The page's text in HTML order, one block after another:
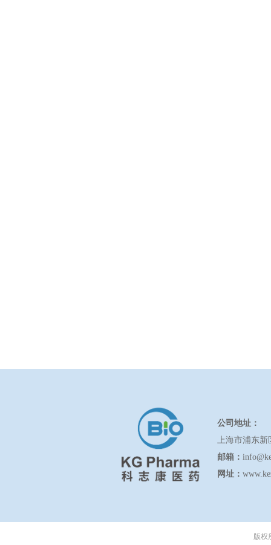
公司地址：
上海市浦东新
邮箱：
网址：
版权